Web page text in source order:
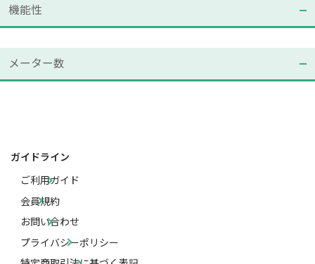
機能性
メーター数
ガイドライン
ご利用ガイド
会員規約
お問い合わせ
プライバシーポリシー